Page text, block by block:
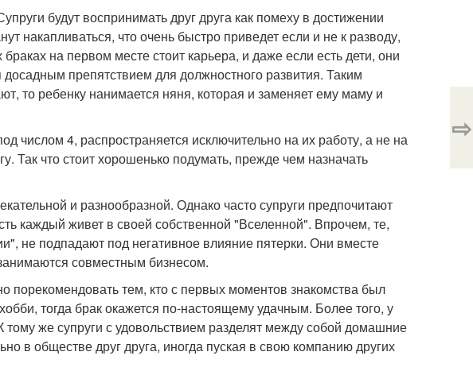
будут воспринимать друг друга как помеху в достижении
накапливаться, что очень быстро приведет если и не к разводу,
на первом месте стоит карьера, и даже если есть дети, они
препятствием для должностного развития. Таким
то ребенку нанимается няня, которая и заменяет ему маму и
числом 4, распространяется исключительно на их работу, а не на
Так что стоит хорошенько подумать, прежде чем назначать
и разнообразной. Однако часто супруги предпочитают
каждый живет в своей собственной "Вселенной". Впрочем, те,
не подпадают под негативное влияние пятерки. Они вместе
совместным бизнесом.
порекомендовать тем, кто с первых моментов знакомства был
тогда брак окажется по-настоящему удачным. Более того, у
тому же супруги с удовольствием разделят между собой домашние
в обществе друг друга, иногда пуская в свою компанию других
⇨